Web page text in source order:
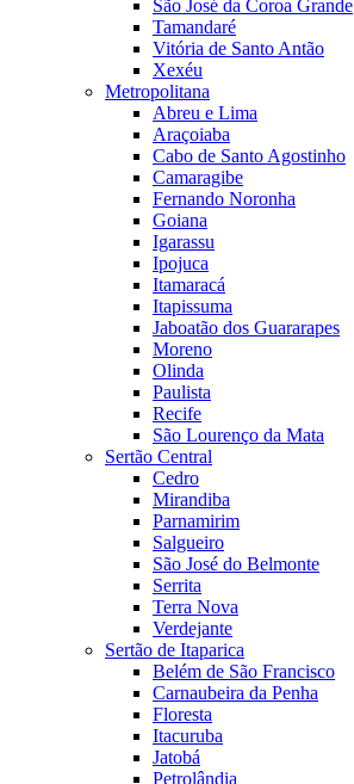
São José da Coroa Grande
Tamandaré
Vitória de Santo Antão
Xexéu
Metropolitana
Abreu e Lima
Araçoiaba
Cabo de Santo Agostinho
Camaragibe
Fernando Noronha
Goiana
Igarassu
Ipojuca
Itamaracá
Itapissuma
Jaboatão dos Guararapes
Moreno
Olinda
Paulista
Recife
São Lourenço da Mata
Sertão Central
Cedro
Mirandiba
Parnamirim
Salgueiro
São José do Belmonte
Serrita
Terra Nova
Verdejante
Sertão de Itaparica
Belém de São Francisco
Carnaubeira da Penha
Floresta
Itacuruba
Jatobá
Petrolândia